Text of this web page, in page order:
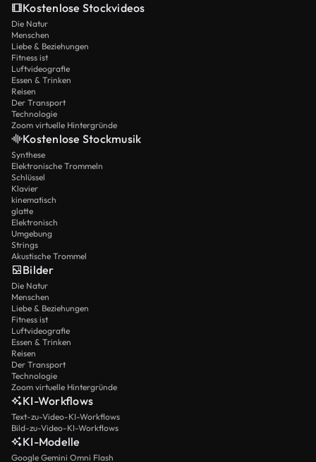
Kostenlose Stockvideos
Die Natur
Menschen
Liebe & Beziehungen
Fitness ist
Luftvideografie
Essen & Trinken
Reisen
Der Transport
Technologie
Zoom virtuelle Hintergründe
Kostenlose Stockmusik
Synthese
Elektronische Trommeln
Schlüssel
Klavier
kinematisch
glatte
Elektronisch
Umgebung
Strings
Akustische Trommel
Bilder
Die Natur
Menschen
Liebe & Beziehungen
Fitness ist
Luftvideografie
Essen & Trinken
Reisen
Der Transport
Technologie
Zoom virtuelle Hintergründe
KI-Workflows
Text-zu-Video-KI-Workflows
Bild-zu-Video-KI-Workflows
KI-Modelle
Google Gemini Omni Flash